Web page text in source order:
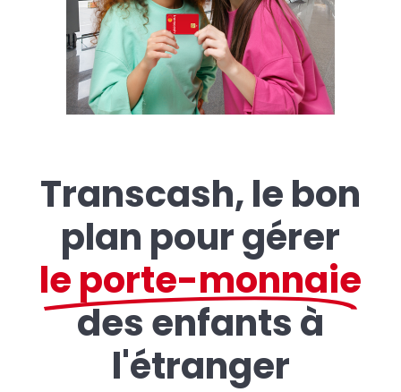
Transcash, le bon
plan pour gérer
le porte-monnaie
des enfants à
l'étranger